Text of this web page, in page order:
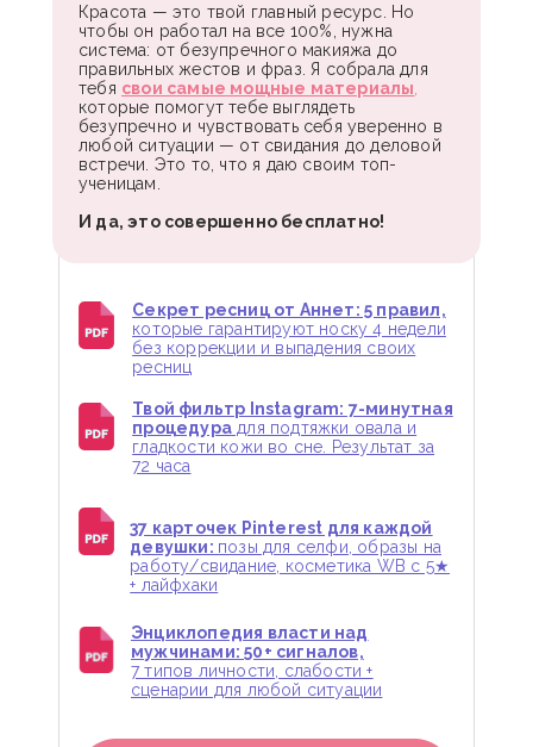
Красота — это твой главный ресурс. Но
чтобы он работал на все 100%, нужна
система: от безупречного макияжа до
правильных жестов и фраз. Я собрала для
тебя свои самые мощные материалы
которые помогут тебе выглядеть
безупречно и чувствовать себя уверенно в
любой ситуации — от свидания до деловой
встречи. Это то, что я даю своим топ-
ученицам.
И да, это совершенно бесплатно!
Секрет ресниц от Аннет: 5 правил,
которые гарантируют носку 4 недели
без коррекции и выпадения своих
ресниц
Твой фильтр Instagram: 7-минутная
процедурадля подтяжки овала и
гладкости кожи во сне. Результат за
72 часа
37 карточек Pinterest для каждой
девушки: позы для селфи, образы на
работу/свидание, косметика WB с 5★
+ лайфхаки
Энциклопедия власти над
мужчинами: 50+ сигналов,
7 типов личности, слабости +
сценарии для любой ситуации